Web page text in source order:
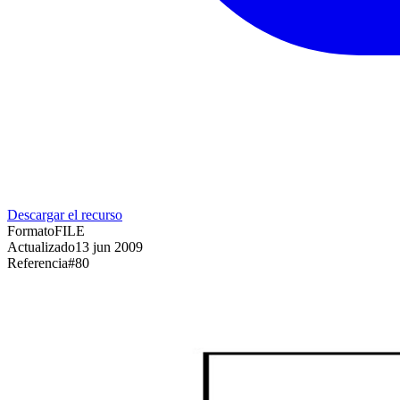
Descargar el recurso
FormatoFILE
Actualizado13 jun 2009
Referencia#80